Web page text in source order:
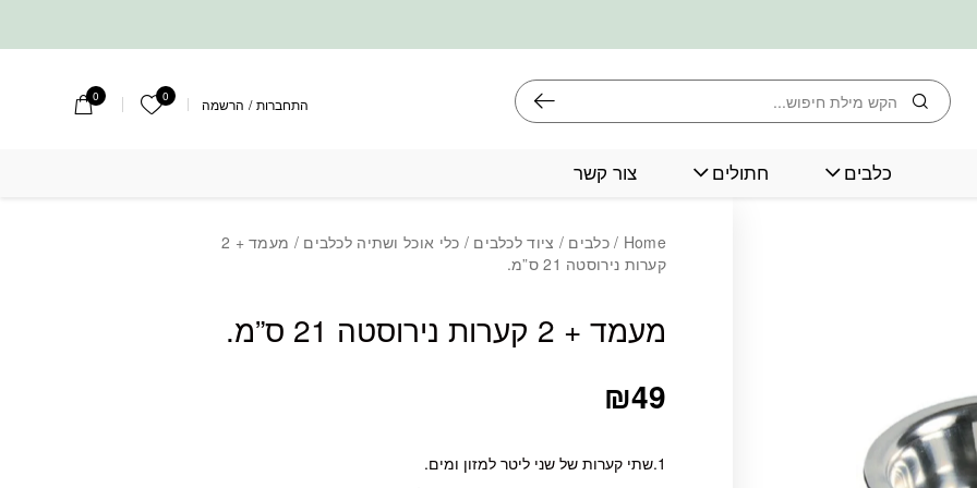
התחברות / הרשמה 0 הרשימה שלי
0 חיפוש
כלבים חתולים צור קשר
Home
/כלבים / ציוד לכלבים / כלי אוכל ושתיה לכלבים
/ מעמד + 2
קערות נירוסטה 21 ס”מ.
מעמד + 2 קערות נירוסטה 21 ס”מ.
₪49
1.שתי קערות של שני ליטר למזון ומים.